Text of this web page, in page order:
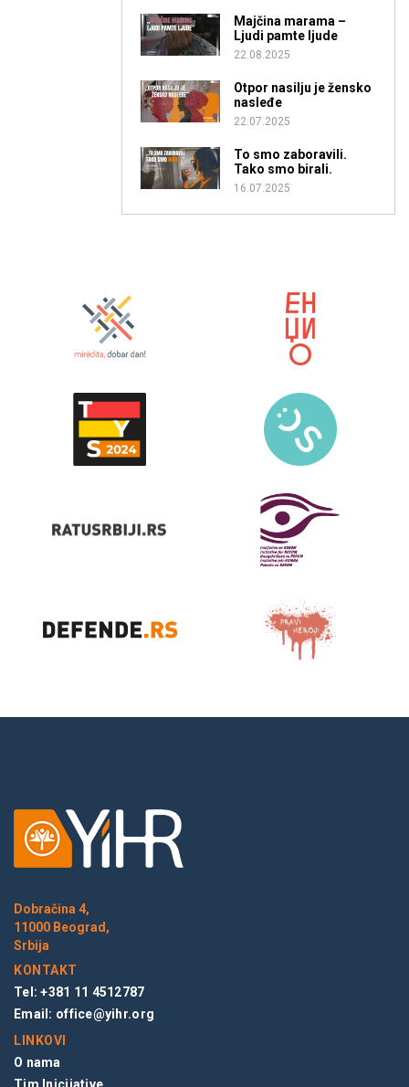
Majčina marama –
Ljudi pamte ljude
22.08.2025
Otpor nasilju je žensko
nasleđe
22.07.2025
To smo zaboravili.
Tako smo birali.
16.07.2025
Dobračina 4,
11000 Beograd,
Srbija
KONTAKT
Tel: +381 11 4512787
Email: office@yihr.org
LINKOVI
O nama
Tim Inicijative